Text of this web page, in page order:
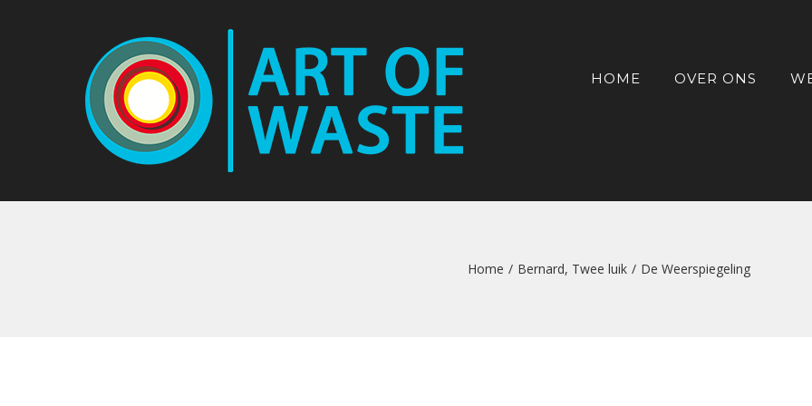
HOME OVER ONS
Home / Bernard, Twee luik / De Weerspiegeling